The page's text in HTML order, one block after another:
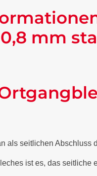
mm
als seitlichen
ist es, das